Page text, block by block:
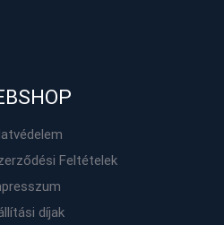
Feltételek
díjak